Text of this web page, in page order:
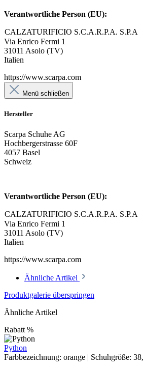
Verantwortliche Person (EU):
CALZATURIFICIO S.C.A.R.P.A. S.P.A
Via Enrico Fermi 1
31011 Asolo (TV)
Italien
https://www.scarpa.com
Menü schließen
Hersteller
Scarpa Schuhe AG
Hochbergerstrasse 60F
4057 Basel
Schweiz
Verantwortliche Person (EU):
CALZATURIFICIO S.C.A.R.P.A. S.P.A
Via Enrico Fermi 1
31011 Asolo (TV)
Italien
https://www.scarpa.com
Ähnliche Artikel
Produktgalerie überspringen
Ähnliche Artikel
Rabatt %
Python
Farbbezeichnung: orange | Schuhgröße: